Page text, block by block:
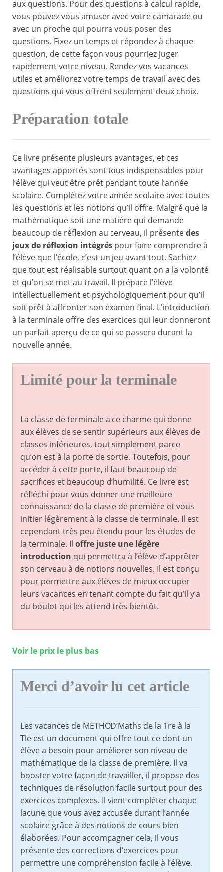
aux questions. Pour des questions à calcul rapide,
vous pouvez vous amuser avec votre camarade ou
avec un proche qui pourra vous poser des
questions. Fixez un temps et répondez à chaque
question, de cette façon vous pourriez juger
rapidement votre niveau. Rendez vos vacances
utiles et améliorez votre temps de travail avec des
questions qui vous offrent seulement deux choix.
Préparation totale
Ce livre présente plusieurs avantages, et ces
avantages apportés sont tous indispensables pour
l’élève qui veut être prêt pendant toute l’année
scolaire. Complétez votre année scolaire avec toutes
les questions et les notions qu’il offre. Malgré que la
mathématique soit une matière qui demande
beaucoup de réflexion au cerveau, il présentedes
jeux de réflexion intégrés pour faire comprendre à
l’élève que l’école, c’est un jeu avant tout. Sachiez
que tout est réalisable surtout quant on a la volonté
et qu’on se met au travail. Il prépare l’élève
intellectuellement et psychologiquement pour qu’il
soit prêt à affronter son examen final. L’introduction
à la terminale offre des exercices qui leur donneront
un parfait aperçu de ce qui se passera durant la
nouvelle année.
Limité pour la terminale
La classe de terminale a ce charme qui donne
aux élèves de se sentir supérieurs aux élèves de
classes inférieures, tout simplement parce
qu’on est à la porte de sortie. Toutefois, pour
accéder à cette porte, il faut beaucoup de
sacrifices et beaucoup d’humilité. Ce livre est
réfléchi pour vous donner une meilleure
connaissance de la classe de première et vous
initier légèrement à la classe de terminale. Il est
cependant très peu étendu pour les études de
la terminale. Il offre juste une légère
introduction qui permettra à l’élève d’apprêter
son cerveau à de notions nouvelles. Il est conçu
pour permettre aux élèves de mieux occuper
leurs vacances en tenant compte du fait qu’il y’a
du boulot qui les attend très bientôt.
Voir le prix le plus bas
Merci d’avoir lu cet article
Les vacances de METHOD’Maths de la 1re à la
Tle est un document qui offre tout ce dont un
élève a besoin pour améliorer son niveau de
mathématique de la classe de première. Il va
booster votre façon de travailler, il propose des
techniques de résolution facile surtout pour des
exercices complexes. Il vient compléter chaque
lacune que vous avez accusée durant l’année
scolaire grâce à des notions de cours bien
élaborées. Pour accompagner cela, il vous
présente des corrections d’exercices pour
permettre une compréhension facile à l’élève.